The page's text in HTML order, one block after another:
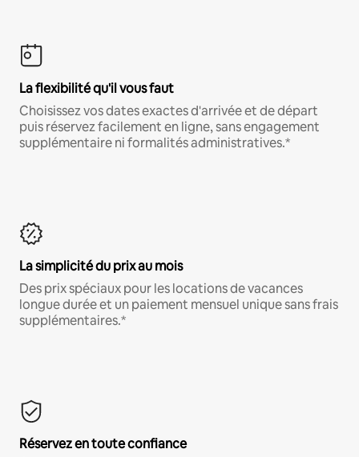
La flexibilité qu'il vous faut
Choisissez vos dates exactes d'arrivée et de départ
puis réservez facilement en ligne, sans engagement
supplémentaire ni formalités administratives.*
La simplicité du prix au mois
Des prix spéciaux pour les locations de vacances
longue durée et un paiement mensuel unique sans frais
supplémentaires.*
Réservez en toute confiance